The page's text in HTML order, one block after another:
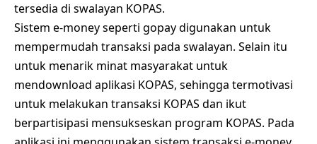
tersedia di swalayan KOPAS.
Sistem e-money seperti gopay digunakan untuk
mempermudah transaksi pada swalayan. Selain itu
untuk menarik minat masyarakat untuk
mendownload aplikasi KOPAS, sehingga termotivasi
untuk melakukan transaksi KOPAS dan ikut
berpartisipasi mensukseskan program KOPAS. Pada